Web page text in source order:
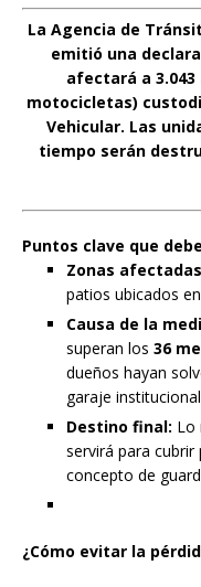
La Agencia de
emitió una
afectará a
motocicletas)
Vehicular. Las
tiempo serán
Puntos clave que
Zonas
patios ubicados
Causa de la
superan los 36
dueños hayan
garaje
Destino final: Lo
servirá para
concepto de
¿Cómo evitar la